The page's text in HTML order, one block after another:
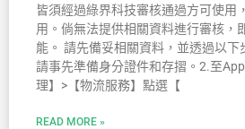
皆須經過綠界科技審核通過方可使用
用。倘無法提供相關資料進行審核，
能。 請先備妥相關資料，並透過以下
請事先準備身分證件和存摺。2.至
理】>【物流服務】點選【
READ MORE »